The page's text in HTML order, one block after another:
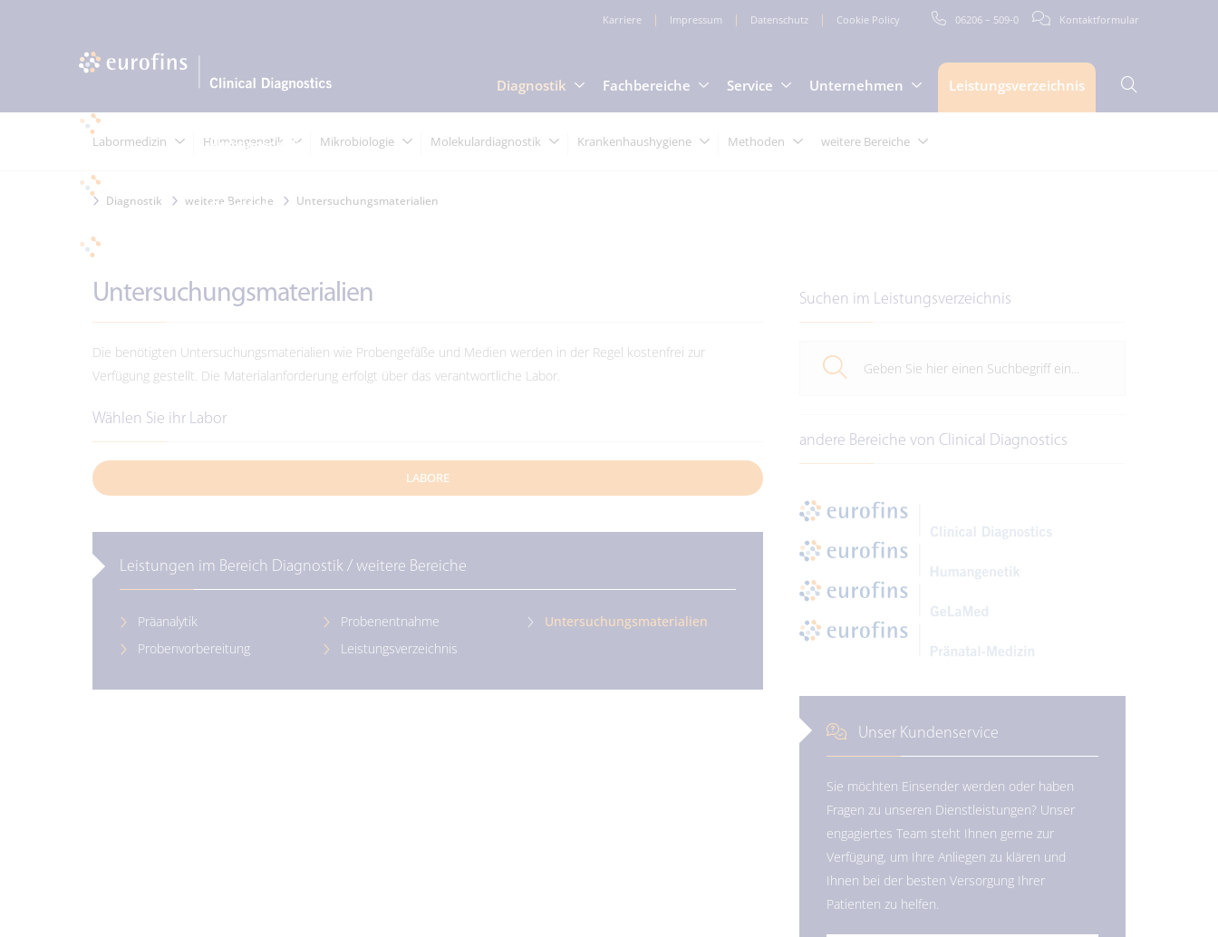
06206 – 509-0 Kontaktformular
Karriere Impressum Datenschutz Cookie Policy
Diagnostik Fachbereiche Service Unternehmen Leistungsverzeichnis
Labormedizin Humangenetik Mikrobiologie Molekulardiagnostik Krankenhaushygiene Methoden weitere Bereiche
Diagnostik weitere Bereiche Untersuchungsmaterialien
Untersuchungsmaterialien
Die benötigten Untersuchungsmaterialien wie Probengefäße und Medien werden in der Regel kostenfrei zur
Verfügung gestellt. Die Materialanforderung erfolgt über das verantwortliche Labor.
Wählen Sie ihr Labor
LABORE
Leistungen im Bereich Diagnostik / weitere Bereiche
Präanalytik Probenentnahme
Untersuchungsmaterialien
Probenvorbereitung
Leistungsverzeichnis
Suchen im Leistungsverzeichnis
andere Bereiche von Clinical Diagnostics
Unser Kundenservice
Sie möchten Einsender werden oder haben
Fragen zu unseren Dienstleistungen? Unser
engagiertes Team steht Ihnen gerne zur
Verfügung, um Ihre Anliegen zu klären und
Ihnen bei der besten Versorgung Ihrer
Patienten zu helfen.